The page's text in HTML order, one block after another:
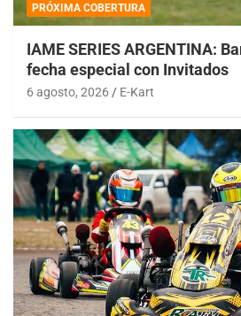
PRÓXIMA COBERTURA
IAME SERIES ARGENTINA:
fecha especial con Invitados
6 agosto, 2026 E-Kart